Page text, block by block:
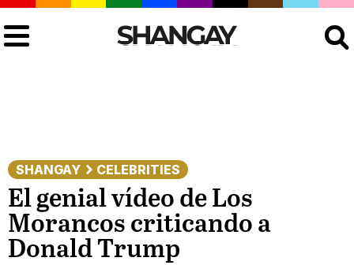
SHANGAY CELEBRITIES
El genial vídeo de Los
Morancos criticando a
Donald Trump